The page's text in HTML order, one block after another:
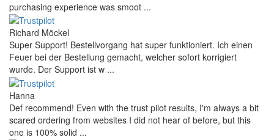
purchasing experience was smoot ...
Richard Möckel
Super Support! Bestellvorgang hat super funktioniert. Ich einen
Feuer bei der Bestellung gemacht, welcher sofort korrigiert
wurde. Der Support ist w ...
Hanna
Def recommend! Even with the trust pilot results, I'm always a bit
scared ordering from websites I did not hear of before, but this
one is 100% solid ...